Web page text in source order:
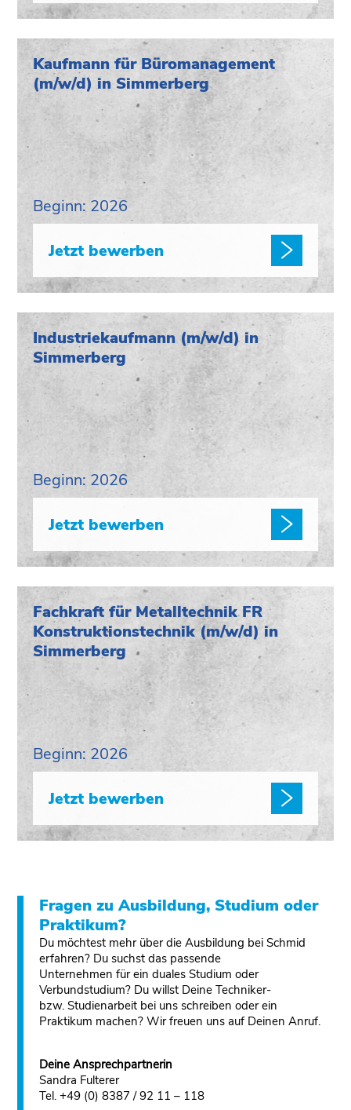
Kaufmann für Büromanagement
(m/w/d) in Simmerberg
Beginn: 2026
Jetzt bewerben
Industriekaufmann (m/w/d) in
Simmerberg
Beginn: 2026
Jetzt bewerben
Fachkraft für Metalltechnik FR
Konstruktionstechnik (m/w/d) in
Simmerberg
Beginn: 2026
Jetzt bewerben
Fragen zu Ausbildung, Studium oder
Praktikum?
Du möchtest mehr über die Ausbildung bei Schmid
erfahren? Du suchst das passende
Unternehmen für ein duales Studium oder
Verbundstudium? Du willst Deine Techniker-
bzw. Studienarbeit bei uns schreiben oder ein
Praktikum machen? Wir freuen uns auf Deinen Anruf.
Deine Ansprechpartnerin
Sandra Fulterer
Tel. +49 (0) 8387 / 92 11 – 118